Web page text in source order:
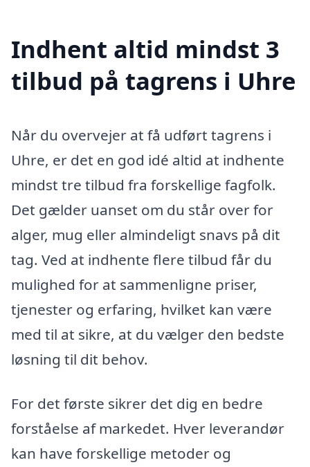
Indhent altid mindst 3
tilbud på tagrens i Uhre
Når du overvejer at få udført tagrens i
Uhre, er det en god idé altid at indhente
mindst tre tilbud fra forskellige fagfolk.
Det gælder uanset om du står over for
alger, mug eller almindeligt snavs på dit
tag. Ved at indhente flere tilbud får du
mulighed for at sammenligne priser,
tjenester og erfaring, hvilket kan være
med til at sikre, at du vælger den bedste
løsning til dit behov.
For det første sikrer det dig en bedre
forståelse af markedet. Hver leverandør
kan have forskellige metoder og